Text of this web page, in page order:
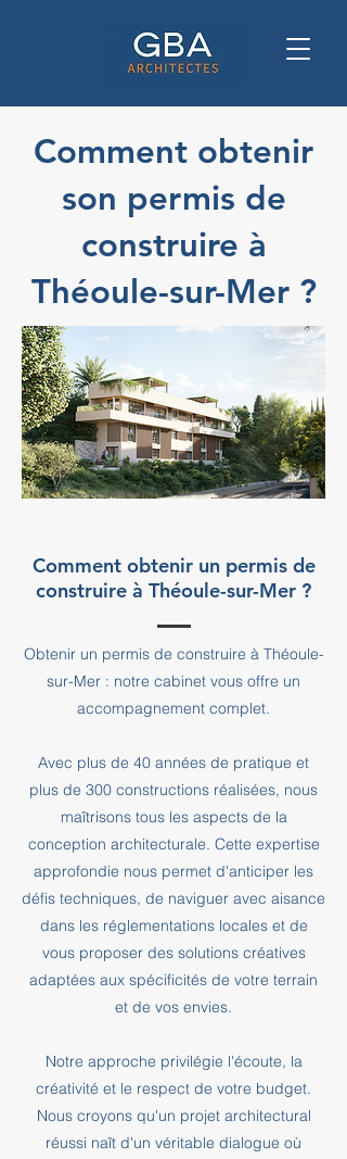
Comment obtenir
son permis de
construire à
Théoule-sur-Mer ?
Comment obtenir un permis de
construire à Théoule-sur-Mer ?
Obtenir un permis de construire à Théoule-
sur-Mer : notre cabinet vous offre un
accompagnement complet.
Avec plus de 40 années de pratique et
plus de 300 constructions réalisées, nous
maîtrisons tous les aspects de la
conception architecturale. Cette expertise
approfondie nous permet d'anticiper les
défis techniques, de naviguer avec aisance
dans les réglementations locales et de
vous proposer des solutions créatives
adaptées aux spécificités de votre terrain
et de vos envies.
Notre approche privilégie l'écoute, la
créativité et le respect de votre budget.
Nous croyons qu'un projet architectural
réussi naît d'un véritable dialogue où